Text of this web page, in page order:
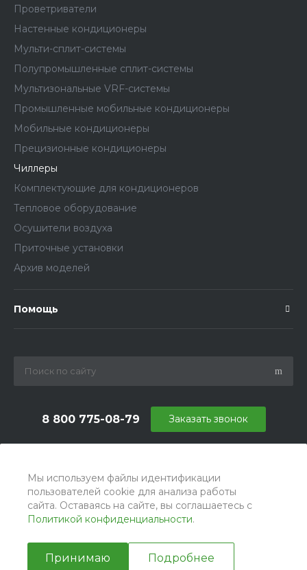
Мы используем файлы идентификации
пользователей cookie для анализа работы
сайта. Оставаясь на сайте, вы соглашаетесь с
Политикой конфиденциальности.
Принимаю Подробнее
Проветриватели
Настенные кондиционеры
Мульти-сплит-системы
Полупромышленные сплит-системы
Мультизональные VRF-системы
Промышленные мобильные кондиционеры
Мобильные кондиционеры
Прецизионные кондиционеры
Чиллеры
Комплектующие для кондиционеров
Тепловое оборудование
Осушители воздуха
Приточные установки
Архив моделей
Помощь
8 800 775-08-79
г. Москва, БЦ Вятский, ул. Вятская д.70, офис 715
Заказать звонок